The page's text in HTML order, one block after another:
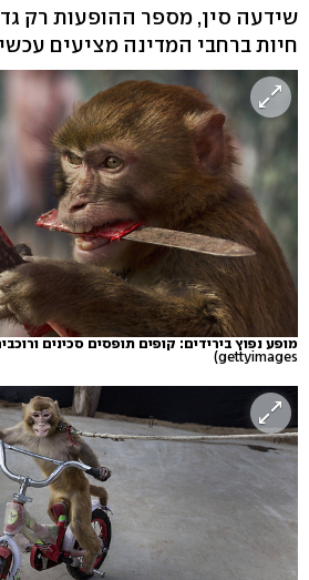
חיות ברחבי המדינה מציעים
מופע נפוץ בירידים: קופים תופסים סכינים
gettyimages)